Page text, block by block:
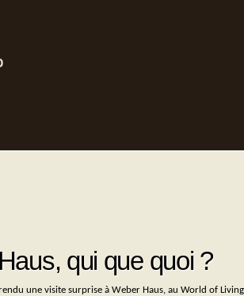
qui que quoi ?
une visite surprise à Weber Haus, au World of